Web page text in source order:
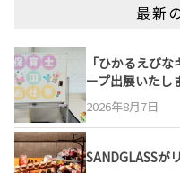
最新
「ひかるえび
ープ出展いたし
2026年8月7日
SANDGLASSが